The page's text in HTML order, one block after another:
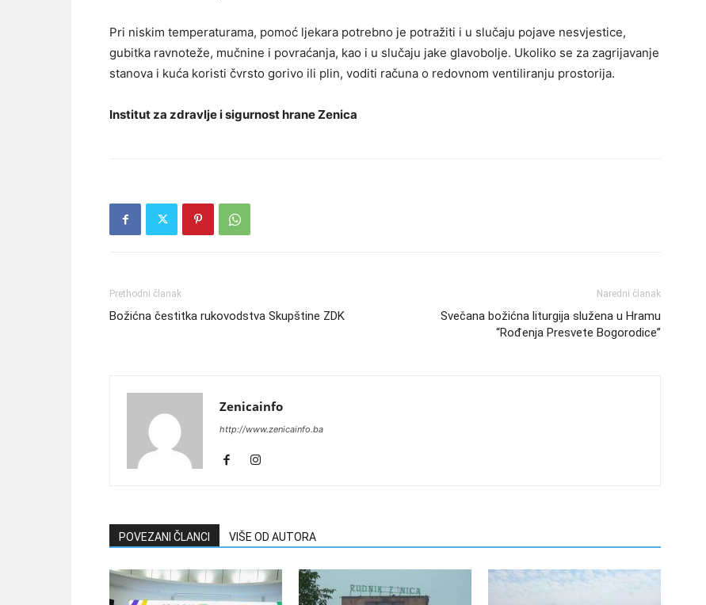
Pri niskim temperaturama, pomoć ljekara potrebno je potražiti i u slučaju pojave nesvjestice,
gubitka ravnoteže, mučnine i povraćanja, kao i u slučaju jake glavobolje. Ukoliko se za zagrijavanje
stanova i kuća koristi čvrsto gorivo ili plin, voditi računa o redovnom ventiliranju prostorija.
Institut za zdravlje i sigurnost hrane Zenica
Prethodni članak
Božićna čestitka rukovodstva Skupštine ZDK
Naredni članak
Svečana božićna liturgija služena u Hramu
“Rođenja Presvete Bogorodice”
Zenicainfo
http://www.zenicainfo.ba
POVEZANI ČLANCI VIŠE OD AUTORA